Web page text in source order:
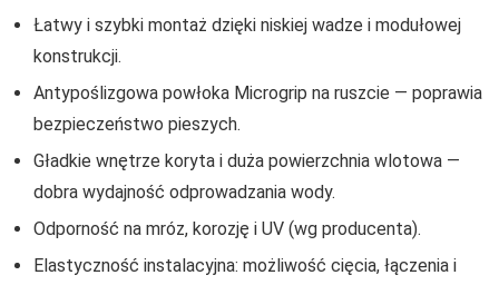
Łatwy i szybki montaż dzięki niskiej wadze i modułowej
konstrukcji.
Antypoślizgowa powłoka Microgrip na ruszcie — poprawia
bezpieczeństwo pieszych.
Gładkie wnętrze koryta i duża powierzchnia wlotowa —
dobra wydajność odprowadzania wody.
Odporność na mróz, korozję i UV (wg producenta).
Elastyczność instalacyjna: możliwość cięcia, łączenia i